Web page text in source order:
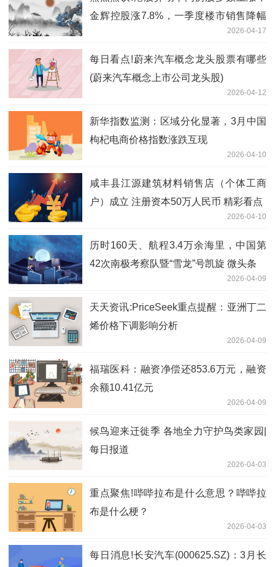
金辉控股涨7.8%，一季度楼市销售降幅
2026-04-17
每日看点!蔚来汽车概念龙头股票有哪些
(蔚来汽车概念上市公司龙头股)
2026-04-12
新华指数监测：区域分化显著，3月中国
枸杞电商价格指数涨跌互现
2026-04-10
咸丰县江源建筑材料销售店（个体工商
户）成立 注册资本50万人民币 精彩看点
2026-04-10
历时160天、航程3.4万余海里，中国第
42次南极考察队暨“雪龙”号凯旋 微头条
2026-04-09
天天资讯:PriceSeek重点提醒：亚洲丁二
烯价格下调影响分析
2026-04-09
福瑞医科：融资净偿还853.6万元，融资
余额10.41亿元
2026-04-09
候鸟迎来迁徙季 各地全力守护鸟类家园|
每日报道
2026-04-03
重点聚焦!哔哔拉布是什么意思？哔哔拉
布是什么梗？
2026-04-03
每日消息!长安汽车(000625.SZ)：3月长